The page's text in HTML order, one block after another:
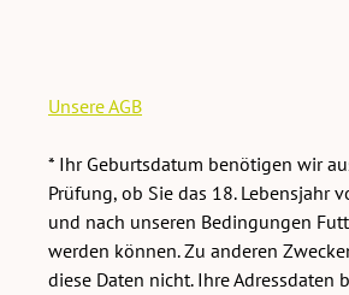
Unsere AGB
* Ihr Geburtsdatum benötigen wir
Prüfung, ob Sie das 18. Lebensjahr
und nach unseren Bedingungen
werden können. Zu anderen
diese Daten nicht. Ihre Adressdaten